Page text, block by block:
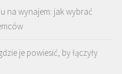
na wynajem: jak wybrać
je powiesić, by łączyły